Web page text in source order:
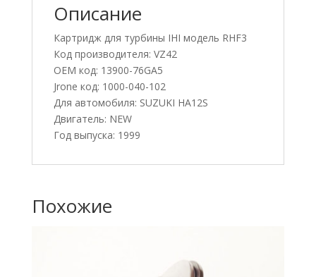
Описание
Картридж для турбины IHI модель RHF3
Код производителя: VZ42
OEM код: 13900-76GA5
Jrone код: 1000-040-102
Для автомобиля: SUZUKI HA12S
Двигатель: NEW
Год выпуска: 1999
Похожие